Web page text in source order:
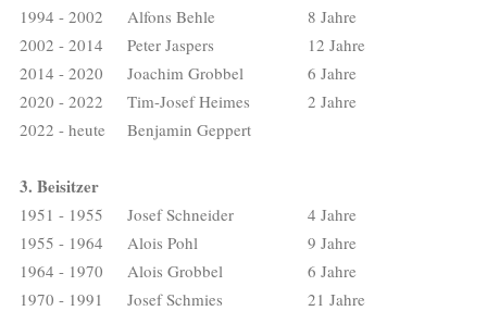
1994 - 2002
Alfons Behle
8 Jahre
2002 - 2014
Peter Jaspers
12 Jahre
2014 - 2020
Joachim Grobbel
6 Jahre
2020 - 2022
Tim-Josef Heimes
2 Jahre
2022 - heute
Benjamin Geppert
3. Beisitzer
1951 - 1955 Josef Schneider
4 Jahre
1955 - 1964
Alois Pohl
9 Jahre
1964 - 1970
Alois Grobbel
6 Jahre
1970 - 1991
Josef Schmies
21 Jahre